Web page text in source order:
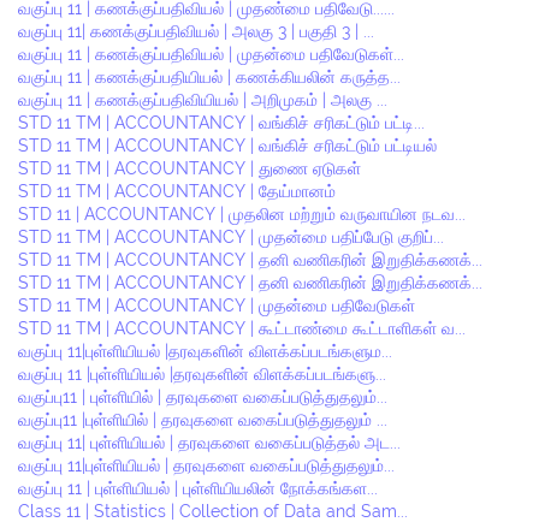
வகுப்பு 11 | கணக்குப்பதிவியல் | முதண்மை பதிவேடு......
வகுப்பு 11| கணக்குப்பதிவியல் | அலகு 3 | பகுதி 3 | ...
வகுப்பு 11 | கணக்குப்பதிவியல் | முதன்மை பதிவேடுகள்...
வகுப்பு 11 | கணக்குப்பதியியல் | கணக்கியலின் கருத்த...
வகுப்பு 11 | கணக்குப்பதிவியியல் | அறிமுகம் | அலகு ...
STD 11 TM | ACCOUNTANCY | வங்கிச் சரிகட்டும் பட்டி...
STD 11 TM | ACCOUNTANCY | வங்கிச் சரிகட்டும் பட்டியல்
STD 11 TM | ACCOUNTANCY | துணை ஏடுகள்
STD 11 TM | ACCOUNTANCY | தேய்மானம்
STD 11 | ACCOUNTANCY | முதலின மற்றும் வருவாயின நடவ...
STD 11 TM | ACCOUNTANCY | முதன்மை பதிப்பேடு குறிப்...
STD 11 TM | ACCOUNTANCY | தனி வணிகரின் இறுதிக்கணக்...
STD 11 TM | ACCOUNTANCY | தனி வணிகரின் இறுதிக்கணக்...
STD 11 TM | ACCOUNTANCY | முதன்மை பதிவேடுகள்
STD 11 TM | ACCOUNTANCY | கூட்டாண்மை கூட்டாளிகள் வ...
வகுப்பு 11|புள்ளியியல் |தரவுகளின் விளக்கப்படங்களும...
வகுப்பு 11 |புள்ளியியல் |தரவுகளின் விளக்கப்படங்களு...
வகுப்பு11 | புள்ளியில் | தரவுகளை வகைப்படுத்துதலும்...
வகுப்பு11 |புள்ளியில் | தரவுகளை வகைப்படுத்துதலும் ...
வகுப்பு 11| புள்ளியியல் | தரவுகளை வகைப்படுத்தல் அட...
வகுப்பு 11|புள்ளியியல் | தரவுகளை வகைப்படுத்துதலும்...
வகுப்பு 11 | புள்ளியியல் | புள்ளியியலின் நோக்கங்கள...
Class 11 | Statistics | Collection of Data and Sam...